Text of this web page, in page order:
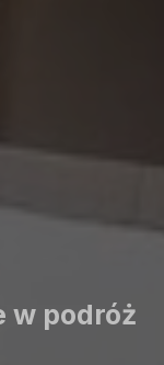
w podróż